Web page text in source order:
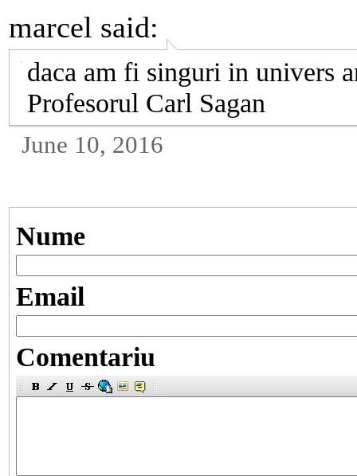
marcel said:
daca am fi singuri in univers
Profesorul Carl Sagan
June 10, 2016
Nume
Email
Comentariu